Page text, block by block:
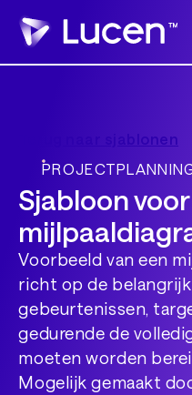
Terug naar sjablonen
Sjabloon voor
Voorbeeld van een
richt op de
gebeurtenissen,
gedurende de
moeten worden
Mogelijk gemaakt